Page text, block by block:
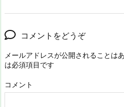
コメントをどうぞ
メールアドレスが公開されることは
は必須項目です
コメント